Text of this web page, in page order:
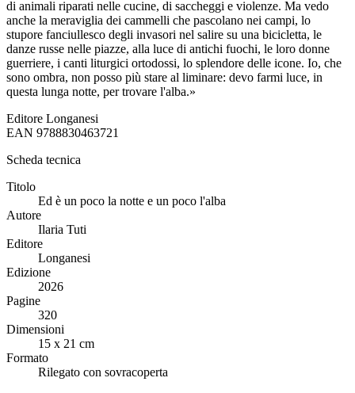
di animali riparati nelle cucine, di saccheggi e violenze. Ma vedo
anche la meraviglia dei cammelli che pascolano nei campi, lo
stupore fanciullesco degli invasori nel salire su una bicicletta, le
danze russe nelle piazze, alla luce di antichi fuochi, le loro donne
guerriere, i canti liturgici ortodossi, lo splendore delle icone. Io, che
sono ombra, non posso più stare al liminare: devo farmi luce, in
questa lunga notte, per trovare l'alba.»
Editore Longanesi
EAN 9788830463721
Scheda tecnica
Titolo
Ed è un poco la notte e un poco l'alba
Autore
Ilaria Tuti
Editore
Longanesi
Edizione
2026
Pagine
320
Dimensioni
15 x 21 cm
Formato
Rilegato con sovracoperta